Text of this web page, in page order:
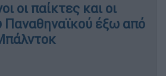
οι παίκτες και οι
Παναθηναϊκού έξω από